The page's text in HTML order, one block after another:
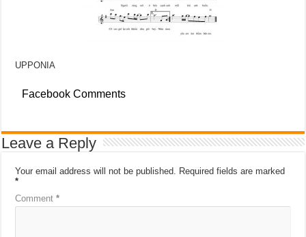
UPPONIA
Facebook Comments
Leave a Reply
Your email address will not be published.
Required fields are marked
*
Comment*